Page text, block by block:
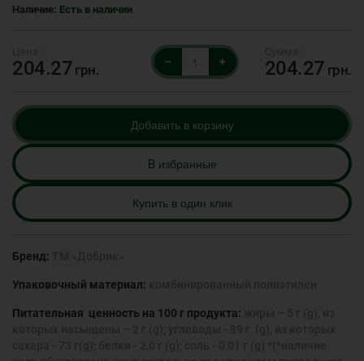
Наличие: Есть в наличии
204.27 грн.
– + 204.27 грн.
Добавить в корзину
B избранные
Купить в один клик
Бренд:
Упаковочный материал:
Питательная ценность на 100 г продукта: